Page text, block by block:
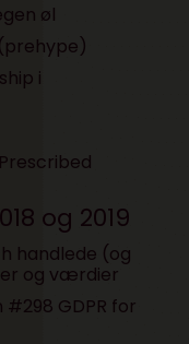
øl
i
og 2019
handlede (og
og værdier
#298 GDPR for